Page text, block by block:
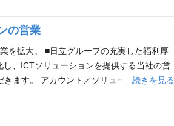
スのパソコン、iPhone/iPadの運用経験 ■
IT化構想支援・システム開発・運用保守
の営業
を拡大。 ■日立グループの充実した福利厚
、ICTソリューションを提供する当社の営
ます。 アカウント／ソリューション軸で
しいお客様の開拓へも参画頂きます。 こ
作成含む）、ファシリテーションなど、営
続きを見る